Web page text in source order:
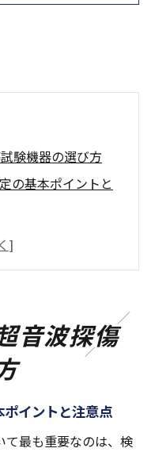
験機器の選び方
の基本ポイントと
れる超音波探傷試
波探傷試験機器の
波探傷試験機器選
波探傷試験の今
音波探傷
イントと注意点
て最も重要なのは、検